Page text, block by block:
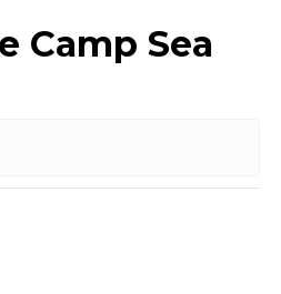
Camp Sea